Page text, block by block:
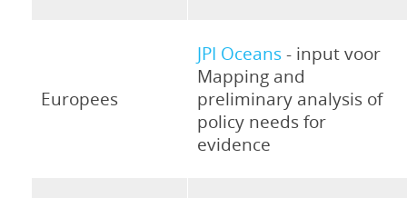
Europees
JPI Oceans- input voor
Mapping and
preliminary analysis of
policy needs for
evidence